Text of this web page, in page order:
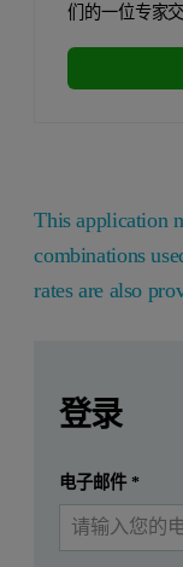
们的一位专家交
This application
combinations
rates are also
This application
提交 我已
登录
电子邮件*